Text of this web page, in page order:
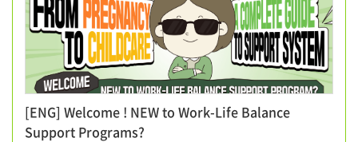
[ENG] Welcome ! NEW to Work-Life Balance
Support Programs?